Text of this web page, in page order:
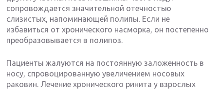
сопровождается значительной отечностью
слизистых, напоминающей полипы. Если не
избавиться от хронического насморка, он постепенно
преобразовывается в полипоз.
Пациенты жалуются на постоянную заложенность в
носу, спровоцированную увеличением носовых
раковин. Лечение хронического ринита у взрослых